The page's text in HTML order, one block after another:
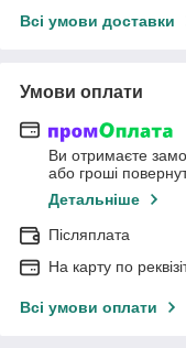
Всі умови доставки
Умови оплати
Ви отримаєте
або гроші
Детальніше
Післяплата
На карту по
Всі умови оплати